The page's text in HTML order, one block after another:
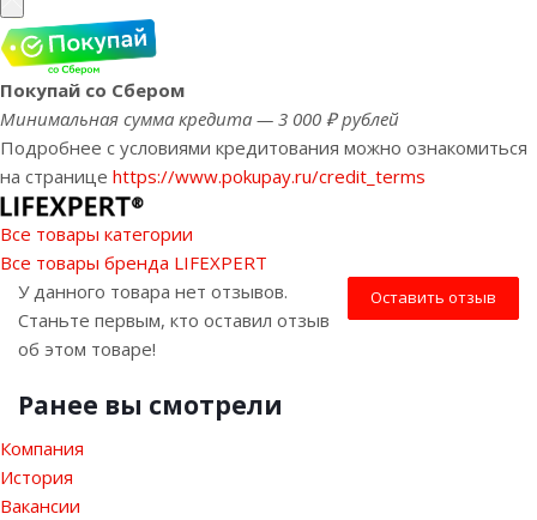
Покупай со Сбером
Минимальная сумма кредита — 3 000 ₽ рублей
Подробнее с условиями кредитования можно ознакомиться
на странице https://www.pokupay.ru/credit_terms
Все товары категории
Все товары бренда LIFEXPERT
Оставить отзыв
У данного товара нет отзывов.
Станьте первым, кто оставил отзыв
об этом товаре!
Ранее вы смотрели
Компания
История
Вакансии